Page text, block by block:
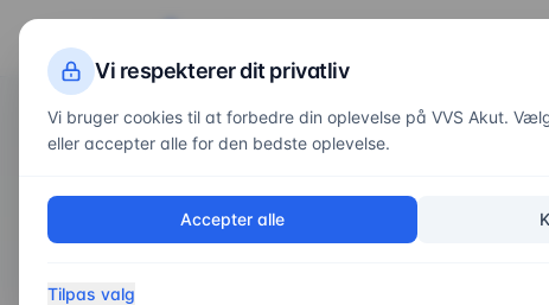
Forside/ Services
professionelle VVS-services
Vi respekterer dit privatliv
Vi bruger cookies til at forbedre din oplevelse på VVS Akut.
eller accepter alle for den bedste oplevelse.
Accepter alle
Tilpas valg